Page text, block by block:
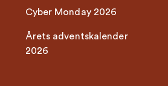
Cyber Monday 2026
Årets adventskalender
2026